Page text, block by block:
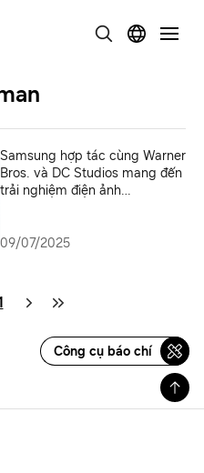
Samsung hợp tác cùng Warner
Bros. và DC Studios mang đến
trải nghiệm điện ảnh
09/07/2025
Công cụ báo chí